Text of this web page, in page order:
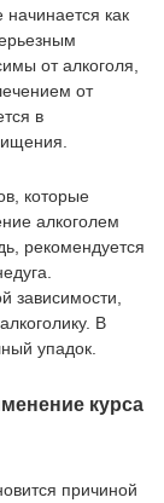
как
от алкоголя,
от
в
которые
алкоголем
рекомендуется
зависимости,
В
упадок.
курса
причиной